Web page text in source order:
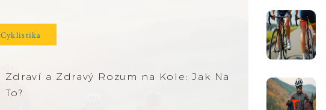
Cyklistika
Zdraví a Zdravý Rozum na Kole: Jak Na
To?